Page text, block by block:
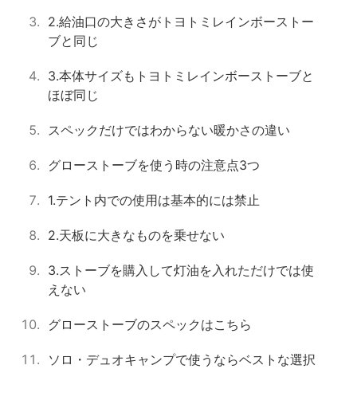
2.給油口の大きさがトヨトミレインボーストー
ブと同じ
3.本体サイズもトヨトミレインボーストーブと
ほぼ同じ
スペックだけではわからない暖かさの違い
グローストーブを使う時の注意点3つ
1.テント内での使用は基本的には禁止
2.天板に大きなものを乗せない
3.ストーブを購入して灯油を入れただけでは使
えない
グローストーブのスペックはこちら
ソロ・デュオキャンプで使うならベストな選択